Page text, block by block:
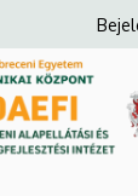
fiók